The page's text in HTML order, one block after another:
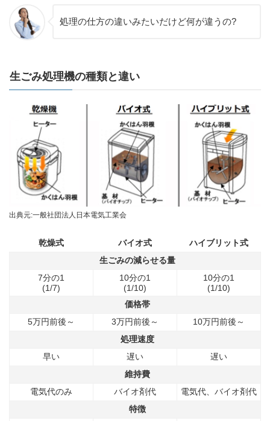
処理の仕方の違いみたいだけど何が違うの?
生ごみ処理機の種類と違い
出典元:一般社団法人日本電気工業会
乾燥式 バイオ式
ハイブリット式
生ごみの減らせる量
7分の1
(1/7)
10分の1
(1/10)
10分の1
(1/10)
価格帯
5万円前後～
3万円前後～
10万円前後～
処理速度
早い
遅い
遅い
維持費
電気代のみ
バイオ剤代
電気代、バイオ剤代
特徴